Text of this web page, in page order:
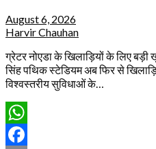
August 6, 2026
Harvir Chauhan
ग्रेटर नोएडा के खिलाड़ियों के लिए
सिंह पथिक स्टेडियम अब फिर से
विश्वस्तरीय सुविधाओं के…
WhatsApp